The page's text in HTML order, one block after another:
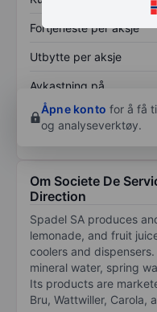
Fortjeneste per aksje
Utbytte per aksje
Avkastning på
egenkapital
Åpne konto for å få
og analyseverktøy.
Om Societe De
Direction
Spadel SA produces
lemonade, and fruit
coolers and
mineral water, spring
Its products are
Bru, Wattwiller, Carola,